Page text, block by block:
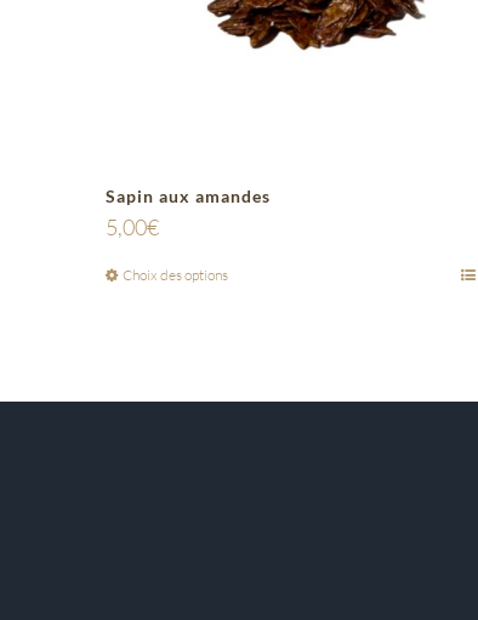
Sapin aux amandes
5,00€
Choix des options